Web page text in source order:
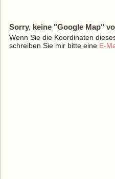
Sorry, keine "Google Map"
Wenn Sie die Koordinaten
schreiben Sie mir bitte eine E-